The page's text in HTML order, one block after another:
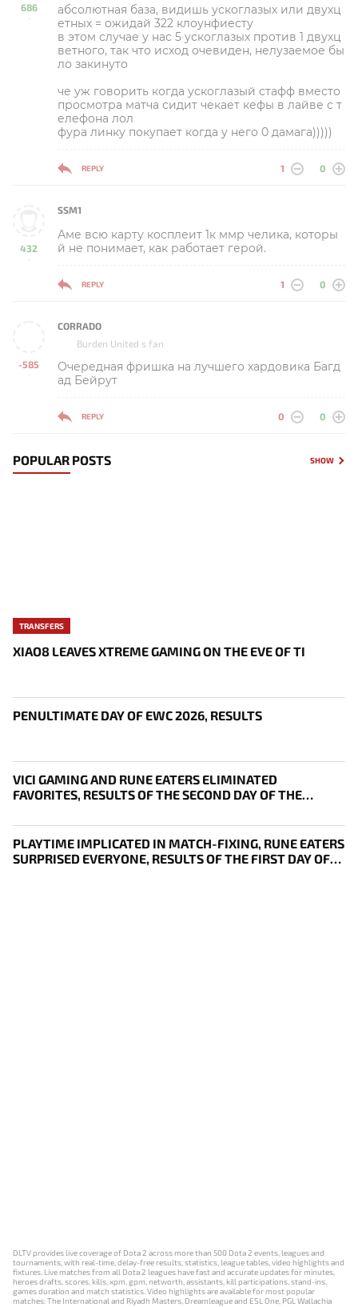
686
-
абсолютная база, видишь ускоглазых или двухц
етных = ожидай 322 клоунфиесту
в этом случае у нас 5 ускоглазых против 1 двухц
ветного, так что исход очевиден, нелузаемое бы
ло закинуто
че уж говорить когда ускоглазый стафф вместо
просмотра матча сидит чекает кефы в лайве с т
елефона лол
фура линку покупает когда у него 0 дамага)))))
REPLY 1 0
432
-
SSM1
Аме всю карту косплеит 1к ммр челика, которы
й не понимает, как работает герой.
REPLY 1 0
-585
-
CORRADO
Burden United s fan
Очередная фришка на лучшего хардовика Багд
ад Бейрут
REPLY 0 0
POPULAR POSTS SHOW
TRANSFERS
XIAO8 LEAVES XTREME GAMING ON THE EVE OF TI
PENULTIMATE DAY OF EWC 2026, RESULTS
VICI GAMING AND RUNE EATERS ELIMINATED
FAVORITES, RESULTS OF THE SECOND DAY OF THE
PLAYTIME IMPLICATED IN MATCH-FIXING, RUNE EATERS
SURPRISED EVERYONE, RESULTS OF THE FIRST DAY OF
DLTV provides live coverage of Dota 2 across more than 500 Dota 2 events, leagues and
tournaments, with real-time, delay-free results, statistics, league tables, video highlights and
fixtures. Live matches from all Dota 2 leagues have fast and accurate updates for minutes,
heroes drafts, scores, kills, xpm, gpm, networth, assistants, kill participations, stand-ins,
games duration and match statistics. Video highlights are available for most popular
matches: The International and Riyadh Masters, Dreamleague and ESL One, PGL Wallachia